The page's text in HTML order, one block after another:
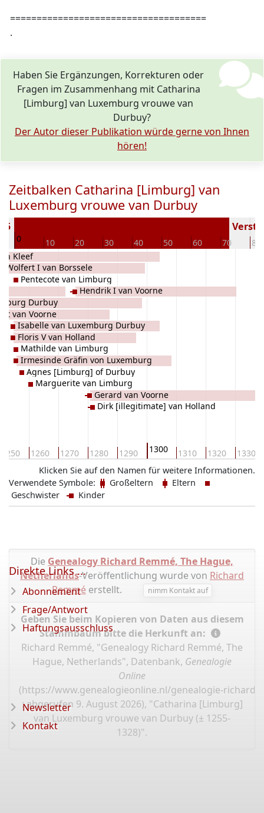
=====================================
.
Haben Sie Ergänzungen, Korrekturen oder
Fragen im Zusammenhang mit Catharina
[Limburg] van Luxemburg vrouwe van
Durbuy?
Der Autor dieser Publikation würde gerne von Ihnen
hören!
Zeitbalken Catharina [Limburg] van
Luxemburg vrouwe van Durbuy
0 10 20 30 40 50 60 70 80
1250 1260 1270 1280 1290 1300 1310 1320 1330
Durbuy
Kleef
van Voorne
Wolfert I van Borssele
Isabelle van Luxemburg Durbuy
Floris V van Holland
Pentecote van Limburg
Mathilde van Limburg
Irmesinde Gräfin von Luxemburg
Agnes [Limburg] of Durbuy
Marguerite van Limburg
Hendrik I van Voorne
Gerard van Voorne
Dirk [illegitimate] van Holland
Klicken Sie auf den Namen für weitere Informationen.
Verwendete Symbole:
Großeltern
Eltern
Geschwister
Kinder
Die Genealogy Richard Remmé, The Hague,
Netherlands-Veröffentlichung wurde von Richard
Remmé erstellt. nimm Kontakt auf
Geben Sie beim Kopieren von Daten aus diesem
Stammbaum bitte die Herkunft an:
Richard Remmé, "Genealogy Richard Remmé, The
Hague, Netherlands", Datenbank, Genealogie
Online
(https://www.genealogieonline.nl/genealogie-richard-
: abgerufen 9. August 2026), "Catharina [Limburg]
van Luxemburg vrouwe van Durbuy (± 1255-
1328)".
Direkte Links ...
Abonnement
Frage/Antwort
Haftungsausschluss
Newsletter
Kontakt